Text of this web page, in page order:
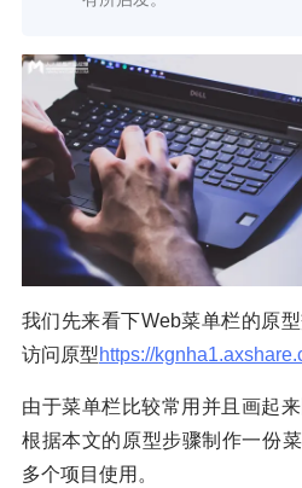
我们先来看下Web菜单栏的原
访问原型https://
由于菜单栏比较常用并且画起
根据本文的原型步骤制作一份
多个项目使用。